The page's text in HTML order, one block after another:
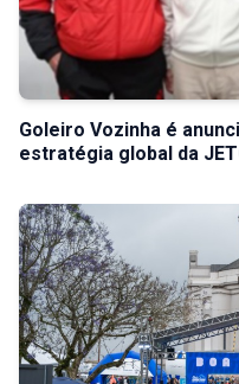
Goleiro Vozinha é
estratégia global da